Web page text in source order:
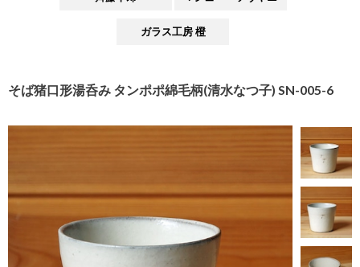
ガラス工房 橙
そば猪口形湯呑み タンポポ綿毛柄(清水なつ子) SN-005-6